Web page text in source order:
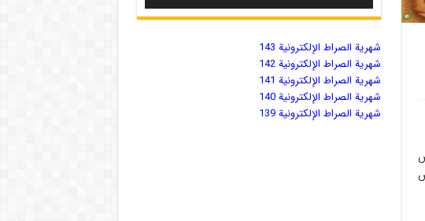
شهریة الصراط الإلكترونية 143
شهریة الصراط الإلكترونية 142
شهریة الصراط الإلكترونية 141
شهریة الصراط الإلكترونية 140
شهریة الصراط الإلكترونية 139